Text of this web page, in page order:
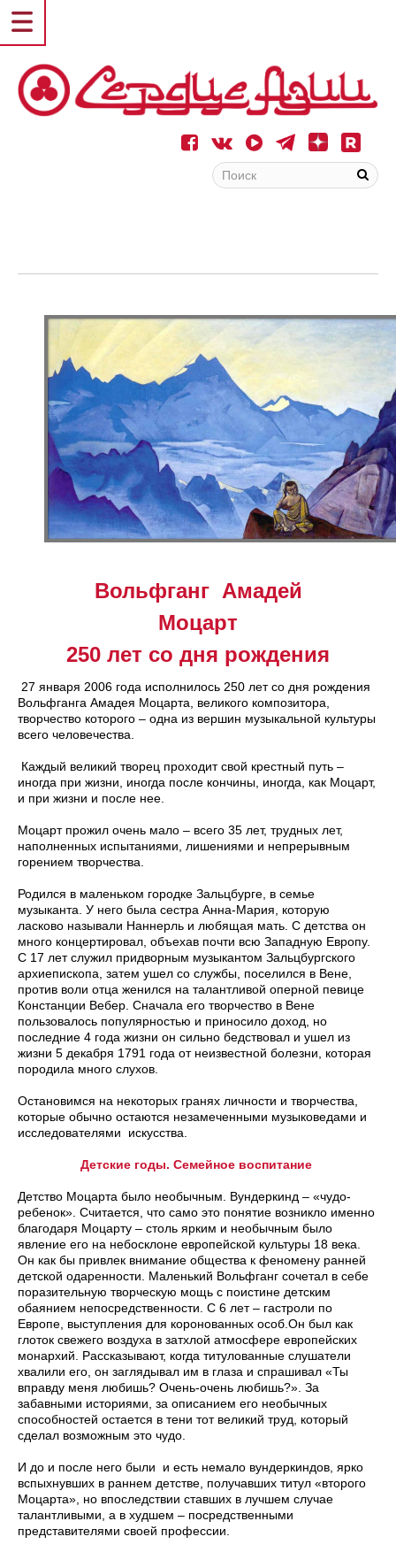
Вольфганг Амадей
Моцарт
250 лет со дня рождения
27 января 2006 года исполнилось 250 лет со дня рождения
Вольфганга Амадея Моцарта, великого композитора,
творчество которого – одна из вершин музыкальной культуры
всего человечества.
Каждый великий творец проходит свой крестный путь –
иногда при жизни, иногда после кончины, иногда, как Моцарт,
и при жизни и после нее.
Моцарт прожил очень мало – всего 35 лет, трудных лет,
наполненных испытаниями, лишениями и непрерывным
горением творчества.
Родился в маленьком городке Зальцбурге, в семье
музыканта. У него была сестра Анна-Мария, которую
ласково называли Наннерль и любящая мать. С детства он
много концертировал, объехав почти всю Западную Европу.
С 17 лет служил придворным музыкантом Зальцбургского
архиепископа, затем ушел со службы, поселился в Вене,
против воли отца женился на талантливой оперной певице
Констанции Вебер. Сначала его творчество в Вене
пользовалось популярностью и приносило доход, но
последние 4 года жизни он сильно бедствовал и ушел из
жизни 5 декабря 1791 года от неизвестной болезни, которая
породила много слухов.
Остановимся на некоторых гранях личности и творчества,
которые обычно остаются незамеченными музыковедами и
исследователями искусства.
Детские годы. Семейное воспитание
Детство Моцарта было необычным. Вундеркинд – «чудо-
ребенок». Считается, что само это понятие возникло именно
благодаря Моцарту – столь ярким и необычным было
явление его на небосклоне европейской культуры 18 века.
Он как бы привлек внимание общества к феномену ранней
детской одаренности. Маленький Вольфганг сочетал в себе
поразительную творческую мощь с поистине детским
обаянием непосредственности. С 6 лет – гастроли по
Европе, выступления для коронованных особ.Он был как
глоток свежего воздуха в затхлой атмосфере европейских
монархий. Рассказывают, когда титулованные слушатели
хвалили его, он заглядывал им в глаза и спрашивал «Ты
вправду меня любишь? Очень-очень любишь?». За
забавными историями, за описанием его необычных
способностей остается в тени тот великий труд, который
сделал возможным это чудо.
И до и после него были и есть немало вундеркиндов, ярко
вспыхнувших в раннем детстве, получавших титул «второго
Моцарта», но впоследствии ставших в лучшем случае
талантливыми, а в худшем – посредственными
представителями своей профессии.